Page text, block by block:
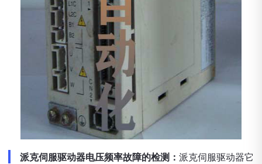
派克伺服驱动器电压频率故障的检测： 派克伺服驱动器它